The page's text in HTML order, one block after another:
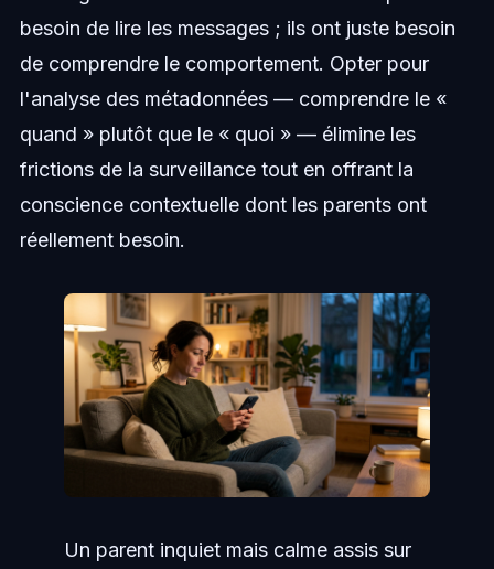
besoin de lire les messages ; ils ont juste besoin
de comprendre le comportement. Opter pour
l'analyse des métadonnées — comprendre le «
quand » plutôt que le « quoi » — élimine les
frictions de la surveillance tout en offrant la
conscience contextuelle dont les parents ont
réellement besoin.
Un parent inquiet mais calme assis sur